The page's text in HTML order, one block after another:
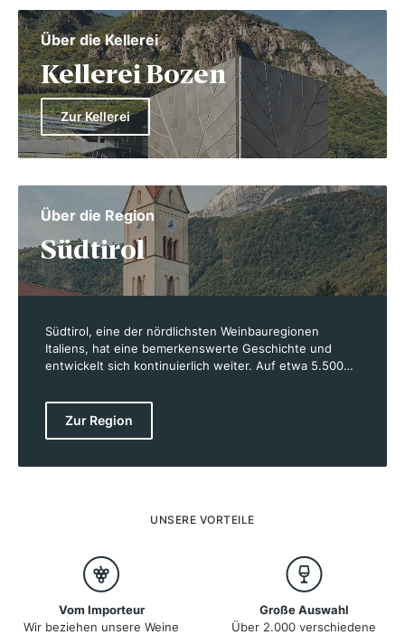
Über die Kellerei
Kellerei Bozen
Zur Kellerei
Über die Region
Südtirol
Südtirol, eine der nördlichsten Weinbauregionen
Italiens, hat eine bemerkenswerte Geschichte und
entwickelt sich kontinuierlich weiter. Auf etwa 5.500
die von der einzigartigen Geographie und dem
besonderen Klima der Region profitieren. Die
verleiht. Das kontinentale Klima mit kalten Wintern und
Lagrein. Die Weißweine zeichnen sich durch ihre
und Eleganz überzeugen.
Zur Region
UNSERE VORTEILE
Vom Importeur
Wir beziehen unsere Weine
Große Auswahl
Über 2.000 verschiedene